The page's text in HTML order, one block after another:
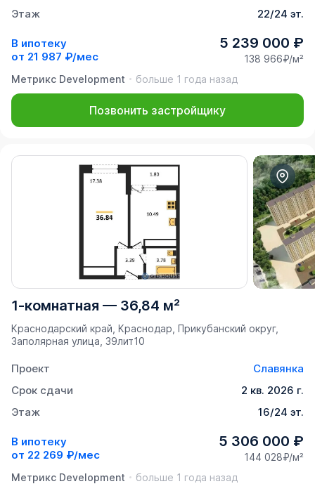
Этаж
22/24 эт.
В ипотеку
от 21 987 ₽/мес
5 239 000 ₽
138 966₽/м²
Метрикс Development
больше 1 года назад
Позвонить застройщику
1-комнатная — 36,84 м²
Краснодарский край, Краснодар, Прикубанский округ,
Заполярная улица, 39лит10
Проект
Славянка
Срок сдачи
2 кв. 2026 г.
Этаж
16/24 эт.
В ипотеку
от 22 269 ₽/мес
5 306 000 ₽
144 028₽/м²
Метрикс Development
больше 1 года назад